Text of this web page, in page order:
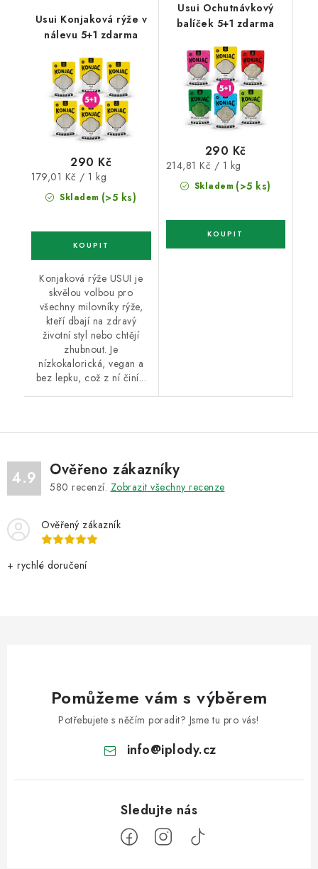
Usui Konjaková rýže v
nálevu 5+1 zdarma
Skladem (>5 ks)
290 Kč
Měrná
cena:
179,01 Kč / 1 kg
Konjaková rýže USUI je
skvělou volbou pro
všechny milovníky rýže,
kteří dbají na zdravý
životní styl nebo chtějí
zhubnout. Je
nízkokalorická, vegan a
bez lepku, což z ní činí...
Usui Ochutnávkový
balíček 5+1 zdarma
Skladem (>5 ks)
290 Kč
Měrná
cena:
214,81 Kč / 1 kg
4.9 Ověřeno zákazníky
580 recenzí. Zobrazit všechny recenze
Ověřený zákazník
+ rychlé doručení
Pomůžeme vám s výběrem
Potřebujete s něčím poradit? Jsme tu pro vás!
info@iplody.cz